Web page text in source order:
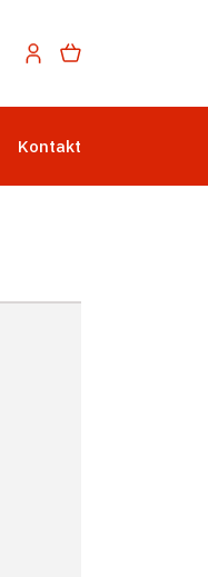
Kontakt